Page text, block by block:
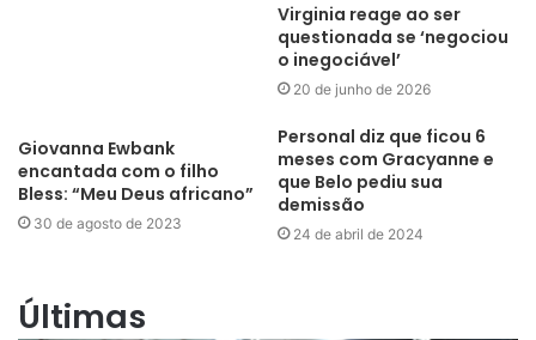
Virginia reage ao ser
questionada se ‘negociou
o inegociável’
20 de junho de 2026
Giovanna Ewbank
encantada com o filho
Bless: “Meu Deus africano”
30 de agosto de 2023
Personal diz que ficou 6
meses com Gracyanne e
que Belo pediu sua
demissão
24 de abril de 2024
Últimas